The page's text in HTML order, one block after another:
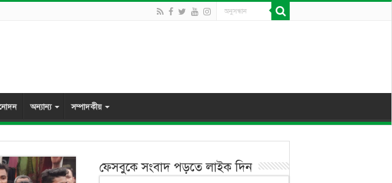
অন্যান্য সম্পাদকীয়
ফেসবুকে সংবাদ পড়তে লাইক দিন